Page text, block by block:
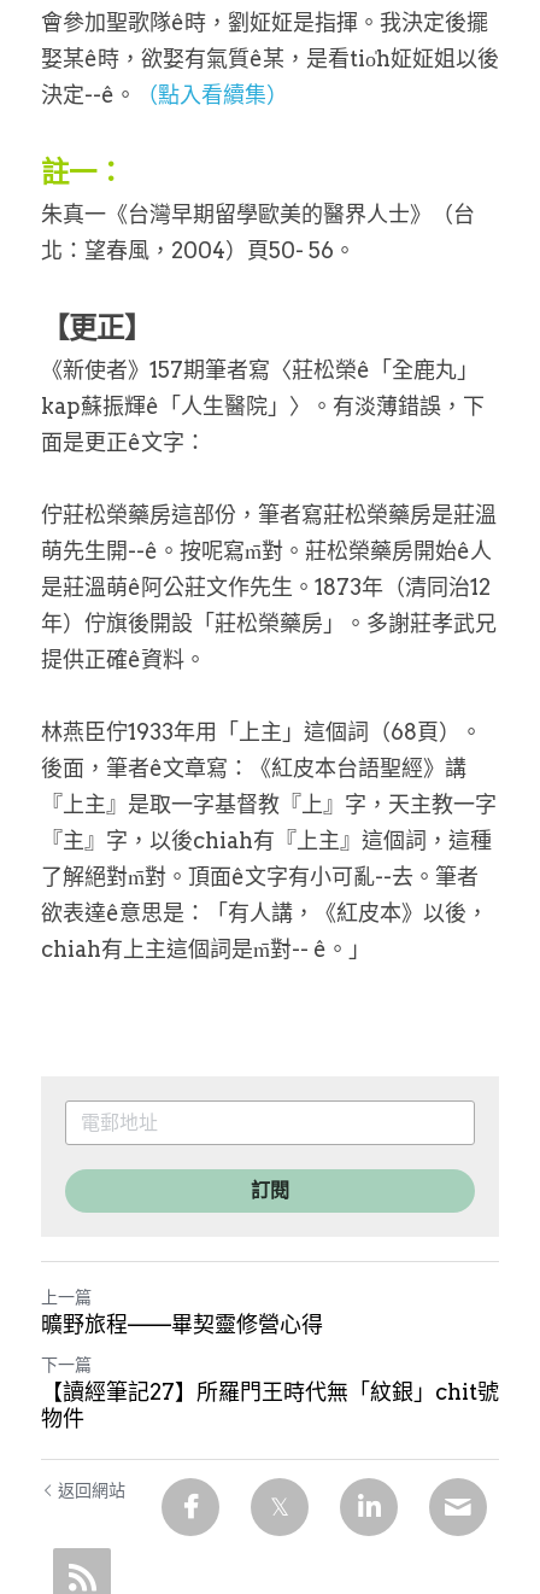
會參加聖歌隊ê時，劉姃姃是指揮。我決定後擺
娶某ê時，欲娶有氣質ê某，是看tio̍h姃姃姐以後
決定--ê。
（點入看續集）
註一：
朱真一《台灣早期留學歐美的醫界人士》（台
北：望春風，2004）頁50- 56。
【更正】
《新使者》157期筆者寫〈莊松榮ê「全鹿丸」
kap蘇振輝ê「人生醫院」〉。有淡薄錯誤，下
面是更正ê文字：
佇莊松榮藥房這部份，筆者寫莊松榮藥房是莊溫
萌先生開--ê。按呢寫m̄對。莊松榮藥房開始ê人
是莊溫萌ê阿公莊文作先生。1873年（清同治12
年）佇旗後開設「莊松榮藥房」。多謝莊孝武兄
提供正確ê資料。
林燕臣佇1933年用「上主」這個詞（68頁）。
後面，筆者ê文章寫：《紅皮本台語聖經》講
『上主』是取一字基督教『上』字，天主教一字
『主』字，以後chiah有『上主』這個詞，這種
了解絕對m̄對。頂面ê文字有小可亂--去。筆者
欲表達ê意思是：「有人講，《紅皮本》以後，
chiah有上主這個詞是m̄對-- ê。」
訂閱
上一篇
曠野旅程——畢契靈修營心得
下一篇
【讀經筆記27】所羅門王時代無「紋銀」chit號
物件
返回網站